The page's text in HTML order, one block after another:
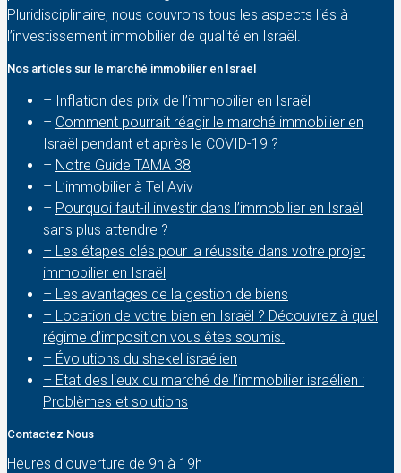
Pluridisciplinaire, nous couvrons tous les aspects liés à
l’investissement immobilier de qualité en Israël.
Nos articles sur le marché immobilier en Israel
– Inflation des prix de l’immobilier en Israël
– Comment pourrait réagir le marché immobilier en
Israël pendant et après le COVID-19 ?
– Notre Guide TAMA 38
– L’immobilier à Tel Aviv
– Pourquoi faut-il investir dans l’immobilier en Israël
sans plus attendre ?
– Les étapes clés pour la réussite dans votre projet
immobilier en Israël
– Les avantages de la gestion de biens
– Location de votre bien en Israël ? Découvrez à quel
régime d’imposition vous êtes soumis.
– Évolutions du shekel israélien
– Etat des lieux du marché de l’immobilier israélien :
Problèmes et solutions
Contactez Nous
Heures d'ouverture de 9h à 19h